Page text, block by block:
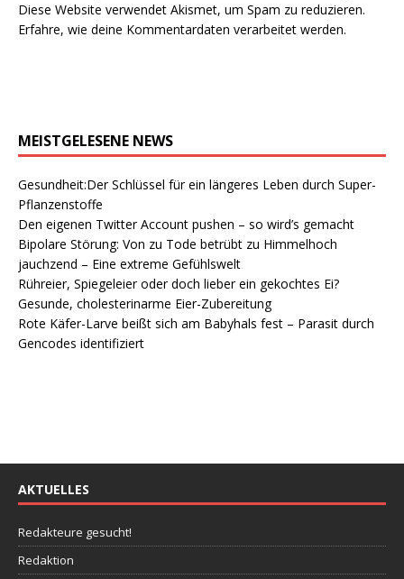
Diese Website verwendet Akismet, um Spam zu reduzieren.
Erfahre, wie deine Kommentardaten verarbeitet werden.
MEISTGELESENE NEWS
Gesundheit:Der Schlüssel für ein längeres Leben durch Super-
Pflanzenstoffe
Den eigenen Twitter Account pushen – so wird’s gemacht
Bipolare Störung: Von zu Tode betrübt zu Himmelhoch
jauchzend – Eine extreme Gefühlswelt
Rühreier, Spiegeleier oder doch lieber ein gekochtes Ei?
Gesunde, cholesterinarme Eier-Zubereitung
Rote Käfer-Larve beißt sich am Babyhals fest – Parasit durch
Gencodes identifiziert
AKTUELLES
Redakteure gesucht!
Redaktion